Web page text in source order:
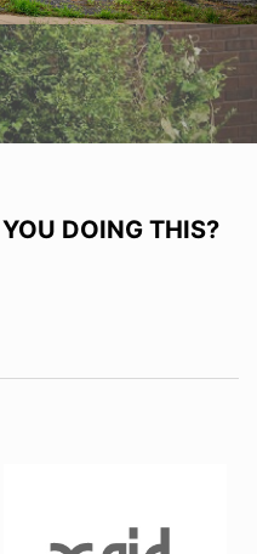
DOING THIS?